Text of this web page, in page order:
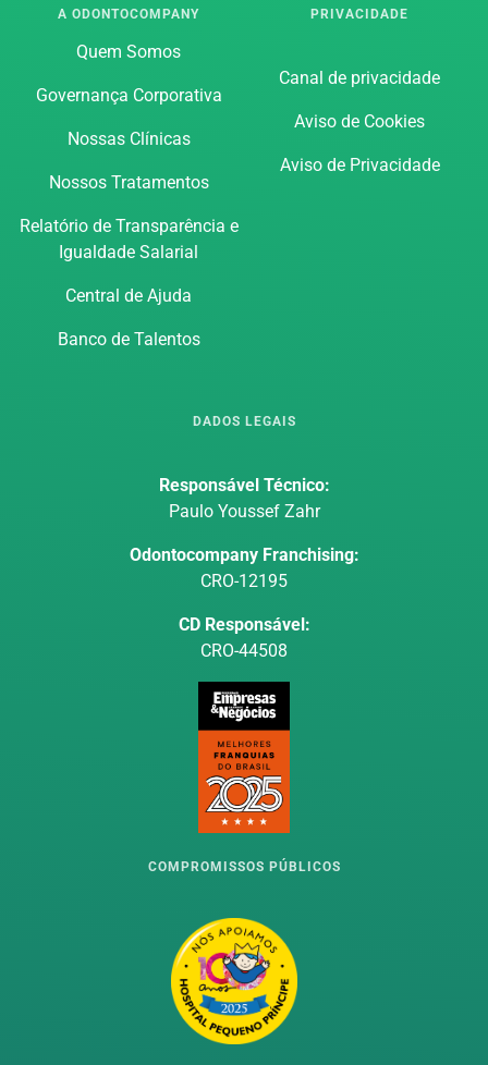
A ODONTOCOMPANY
Quem Somos
Governança Corporativa
Nossas Clínicas
Nossos Tratamentos
Relatório de Transparência e
Igualdade Salarial
Central de Ajuda
Banco de Talentos
PRIVACIDADE
Canal de privacidade
Aviso de Cookies
Aviso de Privacidade
DADOS LEGAIS
Responsável Técnico:
Paulo Youssef Zahr
Odontocompany Franchising:
CRO-12195
CD Responsável:
CRO-44508
COMPROMISSOS PÚBLICOS